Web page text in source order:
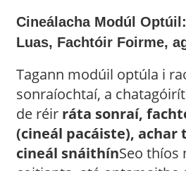
Cineálacha Modúl
Luas, Fachtóir Foirme,
Tagann modúil optúla i
sonraíochtaí, a
de réir ráta sonraí,
(cineál pacáiste), achar
cineál snáithínSeo thíos